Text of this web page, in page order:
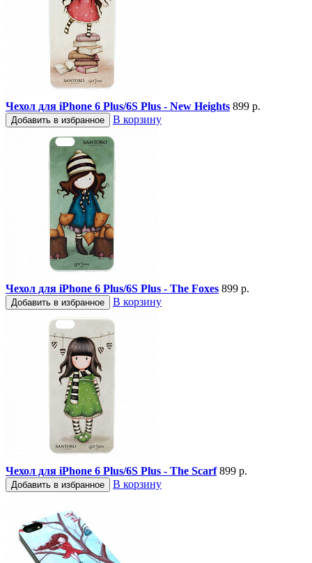
Чехол для iPhone 6 Plus/6S Plus - New Heights 899 р.
Добавить в избранное В корзину
Чехол для iPhone 6 Plus/6S Plus - The Foxes 899 р.
Добавить в избранное В корзину
Чехол для iPhone 6 Plus/6S Plus - The Scarf 899 р.
Добавить в избранное В корзину